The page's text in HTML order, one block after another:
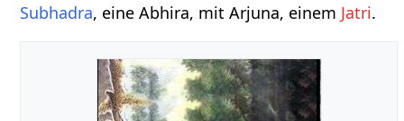
Subhadra, eine Abhira, mit Arjuna, einem Jatri.